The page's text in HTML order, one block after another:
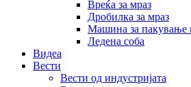
Вреќа за мраз
Дробилка за мраз
Машина за пакување
Ледена соба
Видеа
Вести
Вести од индустријата